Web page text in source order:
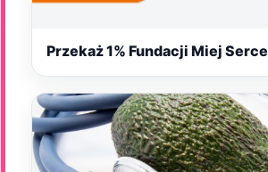
Przekaż 1% Fundacji Miej Serce